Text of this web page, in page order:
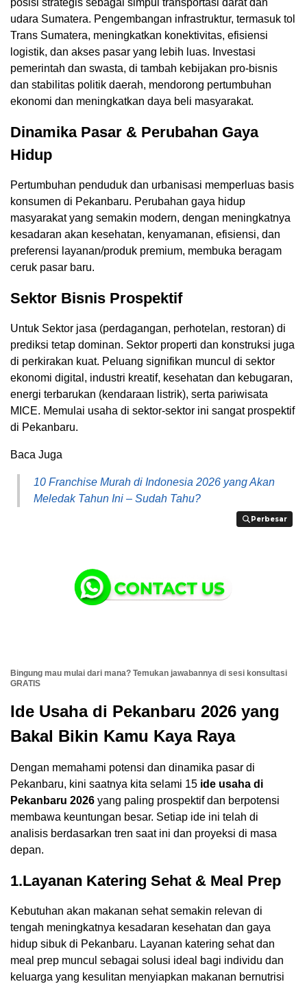
posisi strategis sebagai simpul transportasi darat dan
udara Sumatera. Pengembangan infrastruktur, termasuk tol
Trans Sumatera, meningkatkan konektivitas, efisiensi
logistik, dan akses pasar yang lebih luas. Investasi
pemerintah dan swasta, di tambah kebijakan pro-bisnis
dan stabilitas politik daerah, mendorong pertumbuhan
ekonomi dan meningkatkan daya beli masyarakat.
Dinamika Pasar & Perubahan Gaya
Hidup
Pertumbuhan penduduk dan urbanisasi memperluas basis
konsumen di Pekanbaru. Perubahan gaya hidup
masyarakat yang semakin modern, dengan meningkatnya
kesadaran akan kesehatan, kenyamanan, efisiensi, dan
preferensi layanan/produk premium, membuka beragam
ceruk pasar baru.
Sektor Bisnis Prospektif
Untuk Sektor jasa (perdagangan, perhotelan, restoran) di
prediksi tetap dominan. Sektor properti dan konstruksi juga
di perkirakan kuat. Peluang signifikan muncul di sektor
ekonomi digital, industri kreatif, kesehatan dan kebugaran,
energi terbarukan (kendaraan listrik), serta pariwisata
MICE. Memulai usaha di sektor-sektor ini sangat prospektif
di Pekanbaru.
Baca Juga
10 Franchise Murah di Indonesia 2026 yang Akan
Meledak Tahun Ini – Sudah Tahu?
Perbesar
Perbesar
Bingung mau mulai dari mana? Temukan jawabannya di sesi konsultasi
GRATIS
Ide Usaha di Pekanbaru 2026 yang
Bakal Bikin Kamu Kaya Raya
Dengan memahami potensi dan dinamika pasar di
Pekanbaru, kini saatnya kita selami 15 ide usaha di
Pekanbaru 2026 yang paling prospektif dan berpotensi
membawa keuntungan besar. Setiap ide ini telah di
analisis berdasarkan tren saat ini dan proyeksi di masa
depan.
1.Layanan Katering Sehat & Meal Prep
Kebutuhan akan makanan sehat semakin relevan di
tengah meningkatnya kesadaran kesehatan dan gaya
hidup sibuk di Pekanbaru. Layanan katering sehat dan
meal prep muncul sebagai solusi ideal bagi individu dan
keluarga yang kesulitan menyiapkan makanan bernutrisi